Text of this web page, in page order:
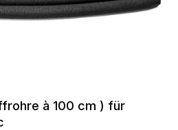
à 100 cm ) für